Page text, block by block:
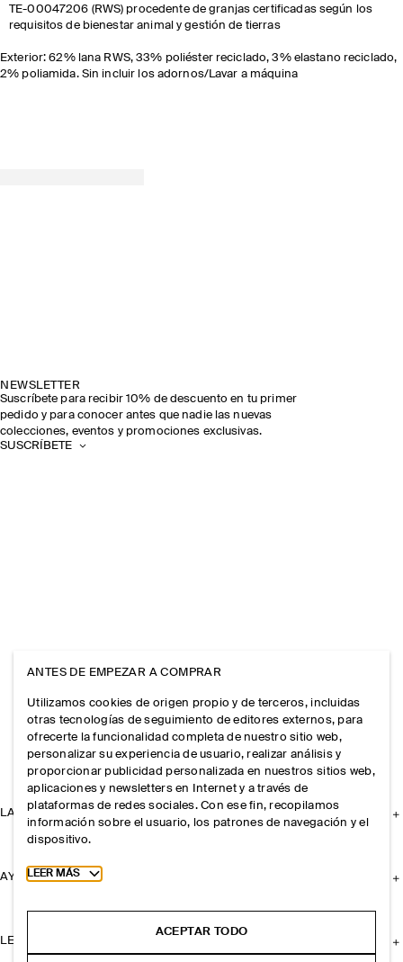
TE-00047206 (RWS) procedente de granjas certificadas según los
requisitos de bienestar animal y gestión de tierras
Exterior: 62% lana RWS, 33% poliéster reciclado, 3% elastano reciclado,
2% poliamida. Sin incluir los adornos/Lavar a máquina
NEWSLETTER
Suscríbete para recibir 10% de descuento en tu primer
pedido y para conocer antes que nadie las nuevas
colecciones, eventos y promociones exclusivas.
SUSCRÍBETE
LA EMPRESA
AYUDA
LEGAL
ANTES DE EMPEZAR A COMPRAR
Utilizamos cookies de origen propio y de terceros, incluidas
otras tecnologías de seguimiento de editores externos, para
ofrecerte la funcionalidad completa de nuestro sitio web,
personalizar su experiencia de usuario, realizar análisis y
proporcionar publicidad personalizada en nuestros sitios web,
aplicaciones y newsletters en Internet y a través de
plataformas de redes sociales. Con ese fin, recopilamos
información sobre el usuario, los patrones de navegación y el
dispositivo.
Toggle more cookie information
LEER MÁS
ACEPTAR TODO